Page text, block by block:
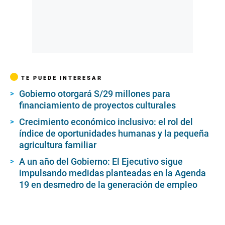
TE PUEDE INTERESAR
Gobierno otorgará S/29 millones para
financiamiento de proyectos culturales
Crecimiento económico inclusivo: el rol del
índice de oportunidades humanas y la pequeña
agricultura familiar
A un año del Gobierno: El Ejecutivo sigue
impulsando medidas planteadas en la Agenda
19 en desmedro de la generación de empleo